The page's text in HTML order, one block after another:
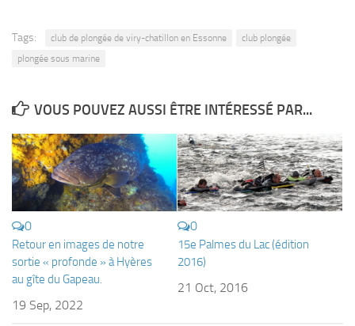
Plouf
ECOLE DE PLONGEE
Jeune plongeur
Plongeur N1
Plongeur N2
Plongeur N3
Guide de palanquée N4
Tags: club de plongée de viry-chatillon en Essonne
club plongée
plongée sous marine
VOUS POUVEZ AUSSI ÊTRE INTÉRESSÉ PAR...
0
Retour en images de notre
sortie « profonde » à Hyères
au gîte du Gapeau.
19 Sep, 2022
0
15e Palmes du Lac (édition
2016)
21 Oct, 2016